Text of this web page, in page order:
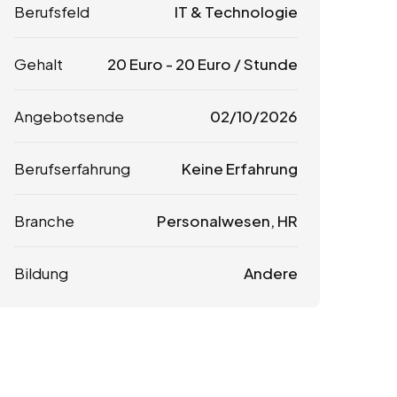
Berufsfeld IT & Technologie
Gehalt 20 Euro - 20 Euro / Stunde
Angebotsende 02/10/2026
Berufserfahrung Keine Erfahrung
Branche Personalwesen, HR
Bildung Andere